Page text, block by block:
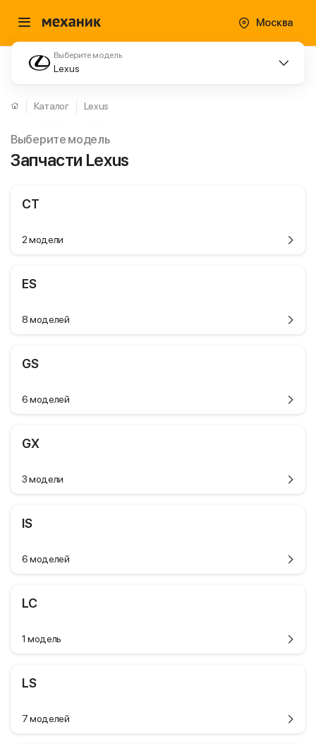
Москва
Выберите модель
Lexus
Каталог Lexus
Выберите модель
Запчасти Lexus
CT
2 модели
ES
8 моделей
GS
6 моделей
GX
3 модели
IS
6 моделей
LC
1 модель
LS
7 моделей